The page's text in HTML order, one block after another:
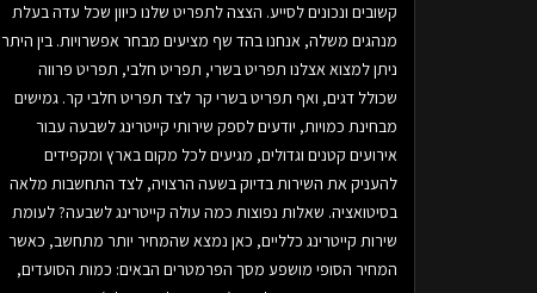
קשובים ונכונים לסייע. הצצה לתפריט שלנו כיוון שכל עדה בעלת
מנהגים משלה, אנחנו בהד שף מציעים מבחר אפשרויות. בין היתר
ניתן למצוא אצלנו תפריט בשרי, תפריט חלבי, תפריט פרווה
שכולל דגים, ואף תפריט בשרי קר לצד תפריט חלבי קר. גמישים
מבחינת כמויות, יודעים לספק שירותי קייטרינג לשבעה עבור
אירועים קטנים וגדולים, מגיעים לכל מקום בארץ ומקפידים
להעניק את השירות בדיוק בשעה הרצויה, לצד התחשבות מלאה
בסיטואציה. שאלות נפוצות כמה עולה קייטרינג לשבעה? לעומת
שירות קייטרינג כלליים, כאן נמצא שהמחיר יותר מתחשב, כאשר
המחיר הסופי מושפע מסך הפרמטרים הבאים: כמות הסועדים,